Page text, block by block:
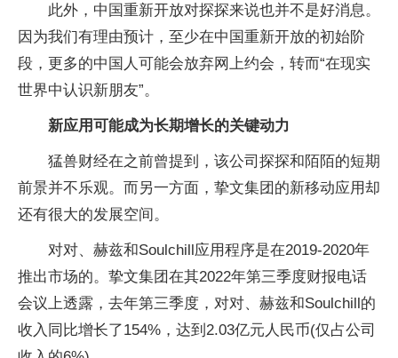
此外，中国重新开放对探探来说也并不是好消息。
因为我们有理由预计，至少在中国重新开放的初始阶
段，更多的中国人可能会放弃网上约会，转而“在现实
世界中认识新朋友”。
新应用可能成为长期增长的关键动力
猛兽财经在之前曾提到，该公司探探和陌陌的短期
前景并不乐观。而另一方面，挚文集团的新移动应用却
还有很大的发展空间。
对对、赫兹和Soulchill应用程序是在2019-2020年
推出市场的。挚文集团在其2022年第三季度财报电话
会议上透露，去年第三季度，对对、赫兹和Soulchill的
收入同比增长了154%，达到2.03亿元人民币(仅占公司